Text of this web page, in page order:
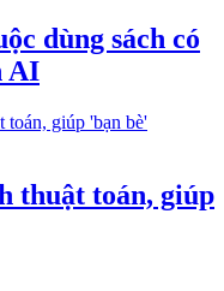
dùng sách có
AI
thuật toán, giúp